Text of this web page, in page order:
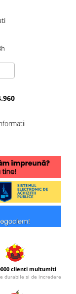
clienti multumiti
durabile si de incredere